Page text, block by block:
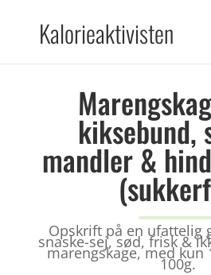
Kalorieaktivisten
kiksebund,
mandler &
Opskrift på en ufattelig
snaske-sej, sød, frisk &
marengskage, med kun
100g.